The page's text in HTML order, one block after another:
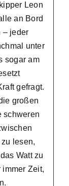
Leon
an Bord
– jeder
unter
sogar am
gefragt.
großen
schweren
lesen,
Watt zu
immer Zeit,